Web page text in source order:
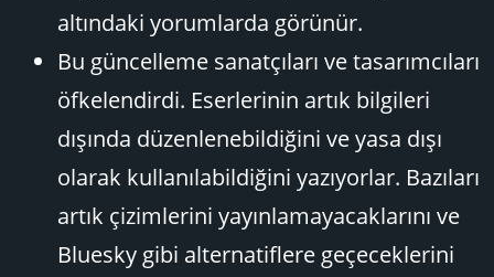
altındaki yorumlarda görünür.
Bu güncelleme sanatçıları ve tasarımcıları
öfkelendirdi. Eserlerinin artık bilgileri
dışında düzenlenebildiğini ve yasa dışı
olarak kullanılabildiğini yazıyorlar. Bazıları
artık çizimlerini yayınlamayacaklarını ve
Bluesky gibi alternatiflere geçeceklerini